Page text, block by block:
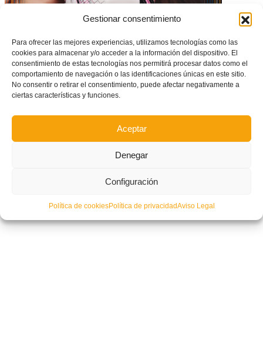
Gestionar consentimiento
Para ofrecer las mejores experiencias, utilizamos tecnologías como las
cookies para almacenar y/o acceder a la información del dispositivo. El
consentimiento de estas tecnologías nos permitirá procesar datos como el
comportamiento de navegación o las identificaciones únicas en este sitio.
No consentir o retirar el consentimiento, puede afectar negativamente a
ciertas características y funciones.
Aceptar
Denegar
Configuración
Política de cookiesPolítica de privacidadAviso Legal
LA FFCV destina 1.480.000€ en ayudas económicas a clubes para el año
2024 – AQUÍ puedes pedir tu ayuda